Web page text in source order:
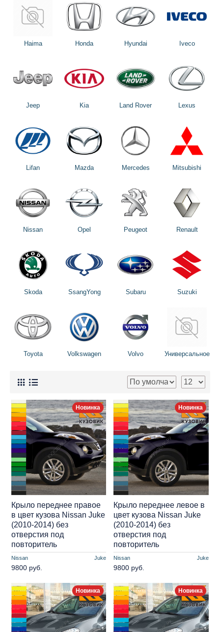
Haima Honda Hyundai Iveco
Jeep Kia Land Rover Lexus
Lifan Mazda Mercedes Mitsubishi
Nissan Opel Peugeot Renault
Skoda SsangYong Subaru Suzuki
Toyota Volkswagen Volvo Универсальное
Новинка
Nissan Juke
Крыло переднее правое
в цвет кузова Nissan Juke
(2010-2014) без
отверстия под
повторитель
9800 руб.
Новинка
Nissan Juke
Крыло переднее левое в
цвет кузова Nissan Juke
(2010-2014) без
отверстия под
повторитель
9800 руб.
Новинка Новинка